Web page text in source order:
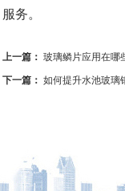
服务。
上一篇： 玻璃鳞片应用在哪
下一篇： 如何提升水池玻璃